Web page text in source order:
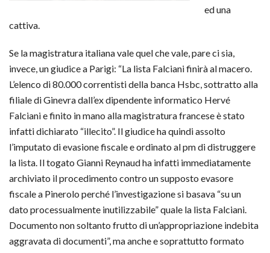
ed una
cattiva.
Se la magistratura italiana vale quel che vale, pare ci sia,
invece, un giudice a Parigi: “La lista Falciani finirà al macero.
L’elenco di 80.000 correntisti della banca Hsbc, sottratto alla
filiale di Ginevra dall’ex dipendente informatico Hervé
Falciani e finito in mano alla magistratura francese è stato
infatti dichiarato “illecito”. Il giudice ha quindi assolto
l’imputato di evasione fiscale e ordinato al pm di distruggere
la lista. Il togato Gianni Reynaud ha infatti immediatamente
archiviato il procedimento contro un supposto evasore
fiscale a Pinerolo perché l’investigazione si basava “su un
dato processualmente inutilizzabile” quale la lista Falciani.
Documento non soltanto frutto di un’appropriazione indebita
aggravata di documenti”, ma anche e soprattutto formato